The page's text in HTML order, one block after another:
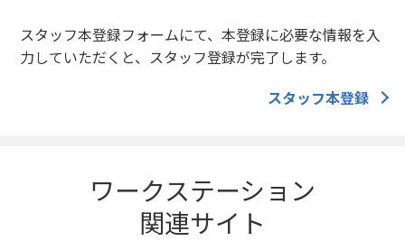
スタッフ本登録フォームにて、本登録に必要な情報を入
力していただくと、スタッフ登録が完了します。
スタッフ本登録
ワークステーション
関連サイト